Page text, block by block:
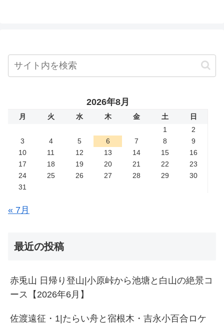
2026年8月
月 火 水 木 金 土
日
1
2
3
4 5 6 7 8
9
10
11 12 13 14 15
16
17
18 19 20 21 22
23
24
25 26 27 28 29
30
31
« 7月
最近の投稿
赤兎山 日帰り登山|小原峠から池塘と白山の絶景コ
ース【2026年6月】
佐渡遠征・1|たらい舟と宿根木・吉永小百合ロケ